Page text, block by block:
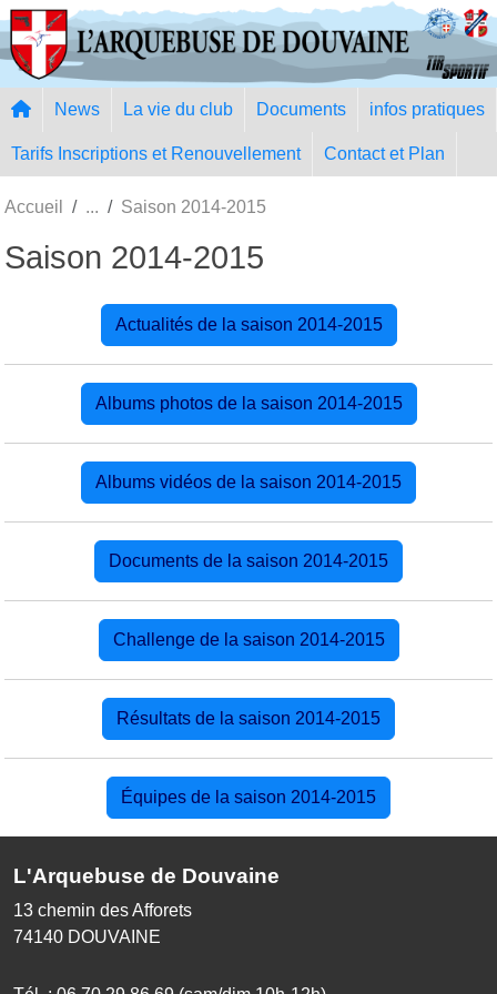
News La vie du club Documents infos pratiques
Tarifs Inscriptions et Renouvellement Contact et Plan
Accueil Saison 2014-2015
Saison 2014-2015
Actualités de la saison 2014-2015
Albums photos de la saison 2014-2015
Albums vidéos de la saison 2014-2015
Documents de la saison 2014-2015
Challenge de la saison 2014-2015
Résultats de la saison 2014-2015
Équipes de la saison 2014-2015
L'Arquebuse de Douvaine
13 chemin des Afforets
74140 DOUVAINE
Panneau de gestion des cookies